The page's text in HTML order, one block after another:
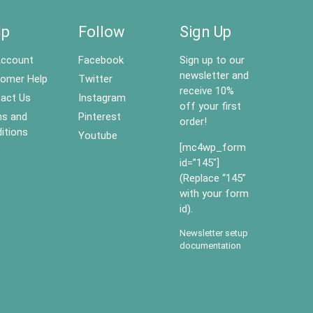
Help
Us
and
Follow
Facebook
Twitter
Instagram
Pinterest
Youtube
Sign Up
Sign up to our
newsletter and
receive 10%
off your first
order!
[mc4wp_form
id=”145″]
(Replace “145”
with your form
id).
Newsletter setup
documentation